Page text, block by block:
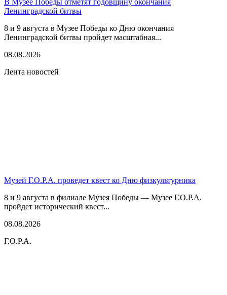
Ленинградской битвы
8 и 9 августа в Музее Победы ко Дню окончания
Ленинградской битвы пройдет масштабная...
08.08.2026
Лента новостей
Музей Г.О.Р.А. проведет квест ко Дню физкультурника
8 и 9 августа в филиале Музея Победы — Музее Г.О.Р.А.
пройдет исторический квест...
08.08.2026
Г.О.Р.А.